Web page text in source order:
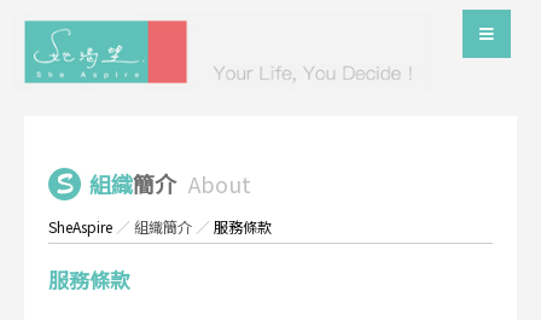
組織簡介 About
SheAspire ／組織簡介 ／服務條款
服務條款